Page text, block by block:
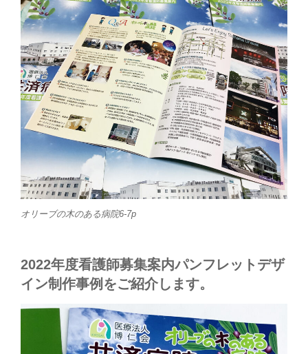
オリーブの木のある病院6-7p
2022年度看護師募集案内パンフレットデザ
イン制作事例をご紹介します。